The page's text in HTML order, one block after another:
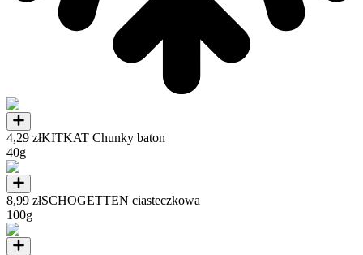
4,29 złKITKAT Chunky baton
40g
8,99 złSCHOGETTEN ciasteczkowa
100g